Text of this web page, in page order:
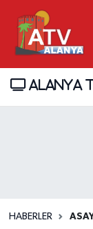
ALANYA
HABERLER